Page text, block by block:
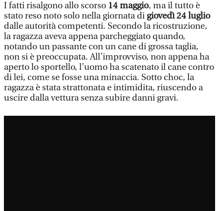
I fatti risalgono allo scorso 14 maggio, ma il tutto è
stato reso noto solo nella giornata di giovedì 24 luglio
dalle autorità competenti. Secondo la ricostruzione,
la ragazza aveva appena parcheggiato quando,
notando un passante con un cane di grossa taglia,
non si è preoccupata. All’improvviso, non appena ha
aperto lo sportello, l’uomo ha scatenato il cane contro
di lei, come se fosse una minaccia. Sotto choc, la
ragazza è stata strattonata e intimidita, riuscendo a
uscire dalla vettura senza subire danni gravi.